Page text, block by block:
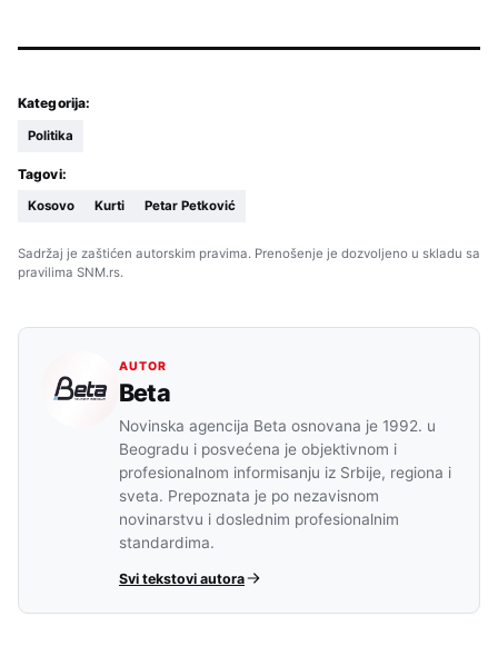
Kategorija:
Politika
Tagovi:
Kosovo Kurti Petar Petković
Sadržaj je zaštićen autorskim pravima. Prenošenje je dozvoljeno u skladu sa
pravilima SNM.rs.
AUTOR
Beta
Novinska agencija Beta osnovana je 1992. u
Beogradu i posvećena je objektivnom i
profesionalnom informisanju iz Srbije, regiona i
sveta. Prepoznata je po nezavisnom
novinarstvu i doslednim profesionalnim
standardima.
Svi tekstovi autora